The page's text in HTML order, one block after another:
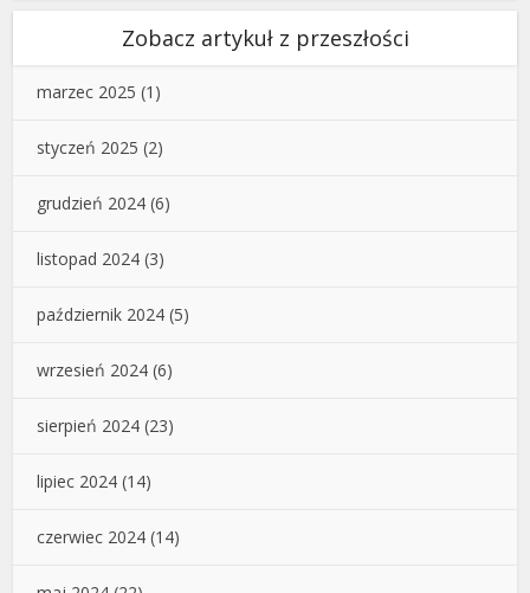
Zobacz artykuł z przeszłości
marzec 2025 (1)
styczeń 2025 (2)
grudzień 2024 (6)
listopad 2024 (3)
październik 2024 (5)
wrzesień 2024 (6)
sierpień 2024 (23)
lipiec 2024 (14)
czerwiec 2024 (14)